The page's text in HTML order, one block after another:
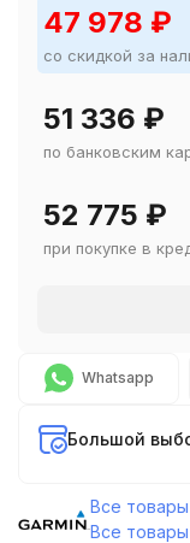
47 978 ₽
со скидкой за
51 336 ₽
по банковским
52 775 ₽
при покупке в
Whatsapp
Большой
Все товары
Все товары